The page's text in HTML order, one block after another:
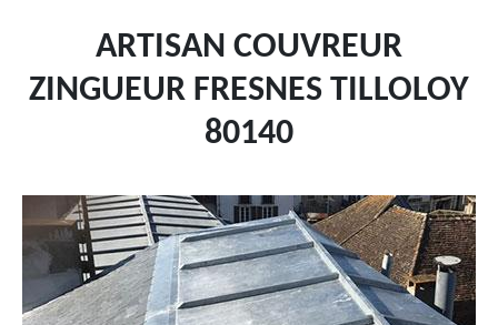
ARTISAN COUVREUR
ZINGUEUR FRESNES TILLOLOY
80140